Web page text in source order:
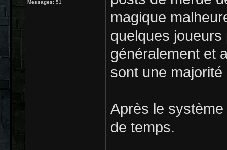
Messages: 51
magique
quelques
généralement et
sont une
Après le
de temps.